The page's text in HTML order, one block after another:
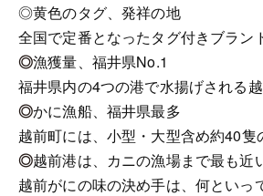
◎黄色のタグ、発祥の地
全国で定番となったタグ付きブラン
◎漁獲量、福井県No.1
福井県内の4つの港で水揚げされる
◎かに漁船、福井県最多
越前町には、小型・大型含め約40隻
◎越前港は、カニの漁場まで最も近
越前がにの味の決め手は、何といっ